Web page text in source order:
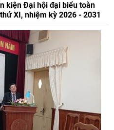
kiện Đại hội đại biểu toàn
XI, nhiệm kỳ 2026 - 2031